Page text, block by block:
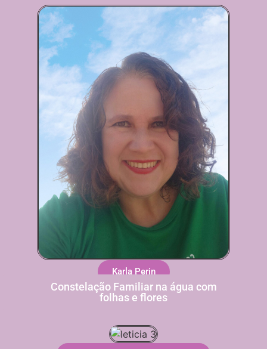
Karla Perin
Constelação Familiar na água com
folhas e flores